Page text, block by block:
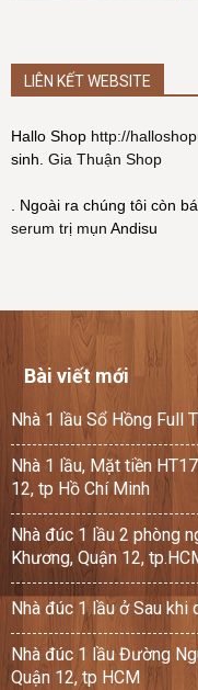
LIÊN KẾT WEBSITE
Hallo Shop http://
sinh. Gia Thuận Shop
. Ngoài ra chúng tôi còn
serum trị mụn Andisu
Bài viết mới
Nhà 1 lầu Sổ Hồng Full
Nhà 1 lầu, Mặt tiền
12, tp Hồ Chí Minh
Nhà đúc 1 lầu 2 phòng
Khương, Quận 12,
Nhà đúc 1 lầu ở Sau khi
Nhà đúc 1 lầu Đường
Quận 12, tp HCM